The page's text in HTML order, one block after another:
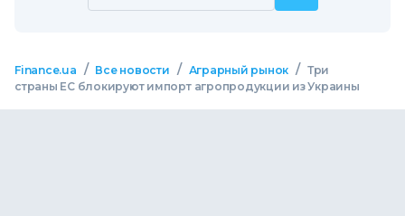
Finance.ua / Все новости / Аграрный рынок / Три
страны ЕС блокируют импорт агропродукции из Украины